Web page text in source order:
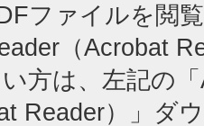
ファイルを閲
（Acrobat
方は、左記の
Reader）」ダ